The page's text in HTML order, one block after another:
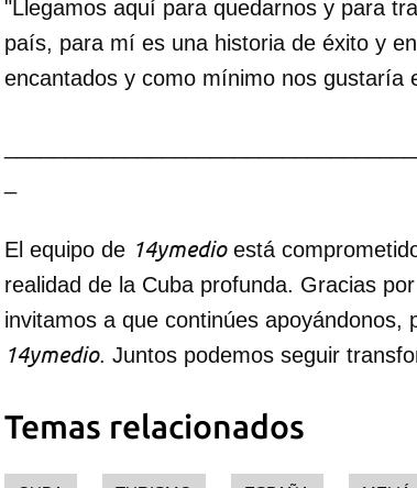
"Llegamos aquí para quedarnos y para
país, para mí es una historia de éxito y
encantados y como mínimo nos gustaría
El equipo de 14ymedioestá
realidad de la Cuba profunda. Gracias
invitamos a que continúes apoyándonos,
14ymedio. Juntos podemos seguir
Temas relacionados